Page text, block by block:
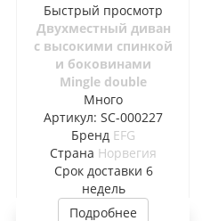
Быстрый просмотр
Двухместный диван
с высокими спинкой
и боковинами
Mingle double
Много
Артикул: SC-000227
Бренд EFG
Страна Норвегия
Cрок доставки 6
недель
Подробнее